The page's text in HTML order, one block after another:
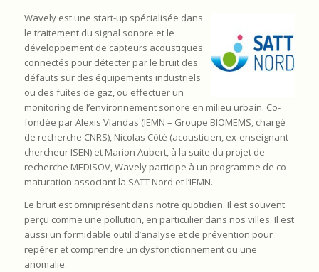
Wavely est une start-up spécialisée dans
le traitement du signal sonore et le
développement de capteurs acoustiques
connectés pour détecter par le bruit des
défauts sur des équipements industriels
ou des fuites de gaz, ou effectuer un
monitoring de l’environnement sonore en milieu urbain. Co-
fondée par Alexis Vlandas (IEMN – Groupe BIOMEMS, chargé
de recherche CNRS), Nicolas Côté (acousticien, ex-enseignant
chercheur ISEN) et Marion Aubert, à la suite du projet de
recherche MEDISOV, Wavely participe à un programme de co-
maturation associant la SATT Nord et l’IEMN.
Le bruit est omniprésent dans notre quotidien. Il est souvent
perçu comme une pollution, en particulier dans nos villes. Il est
aussi un formidable outil d’analyse et de prévention pour
repérer et comprendre un dysfonctionnement ou une
anomalie.